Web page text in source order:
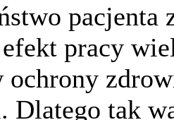
pacjenta
efekt pracy
ochrony
Dlatego tak